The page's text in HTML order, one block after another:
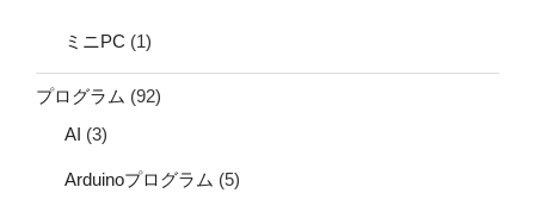
ミニPC (1)
プログラム (92)
AI (3)
Arduinoプログラム (5)